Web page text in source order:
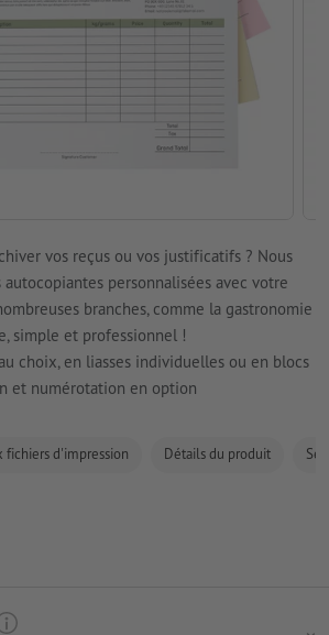
vos reçus ou vos justificatifs ? Nous
personnalisées avec votre
branches, comme la gastronomie
simple et professionnel !
choix, en liasses individuelles ou en blocs
et numérotation en option
fichiers d'impression Détails du produit
à liste d'article